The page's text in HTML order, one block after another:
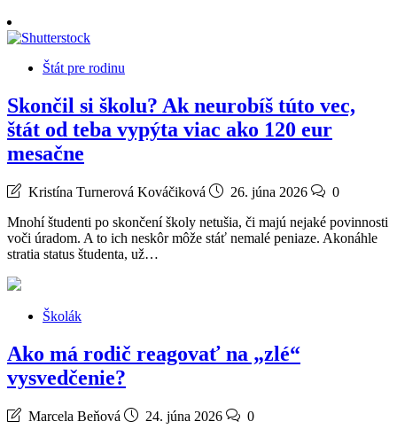
Štát pre rodinu
Skončil si školu? Ak neurobíš túto vec,
štát od teba vypýta viac ako 120 eur
mesačne
Kristína Turnerová Kováčiková 26. júna 2026
0
Mnohí študenti po skončení školy netušia, či majú nejaké povinnosti
voči úradom. A to ich neskôr môže stáť nemalé peniaze. Akonáhle
stratia status študenta, už…
Školák
Ako má rodič reagovať na „zlé“
vysvedčenie?
Marcela Beňová 24. júna 2026
0